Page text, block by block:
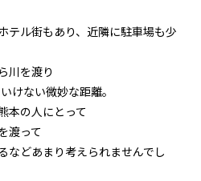
テル街もあり、近隣に駐車場も少
川を渡り
けない微妙な距離。
本の人にとって
渡って
などあまり考えられませんでし